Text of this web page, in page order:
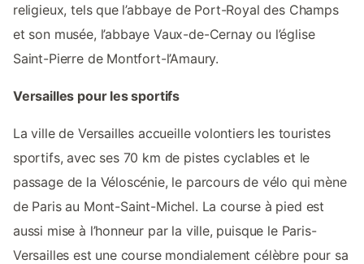
religieux, tels que l’abbaye de Port-Royal des Champs
et son musée, l’abbaye Vaux-de-Cernay ou l’église
Saint-Pierre de Montfort-l’Amaury.
Versailles pour les sportifs
La ville de Versailles accueille volontiers les touristes
sportifs, avec ses 70 km de pistes cyclables et le
passage de la Véloscénie, le parcours de vélo qui mène
de Paris au Mont-Saint-Michel. La course à pied est
aussi mise à l’honneur par la ville, puisque le Paris-
Versailles est une course mondialement célèbre pour sa